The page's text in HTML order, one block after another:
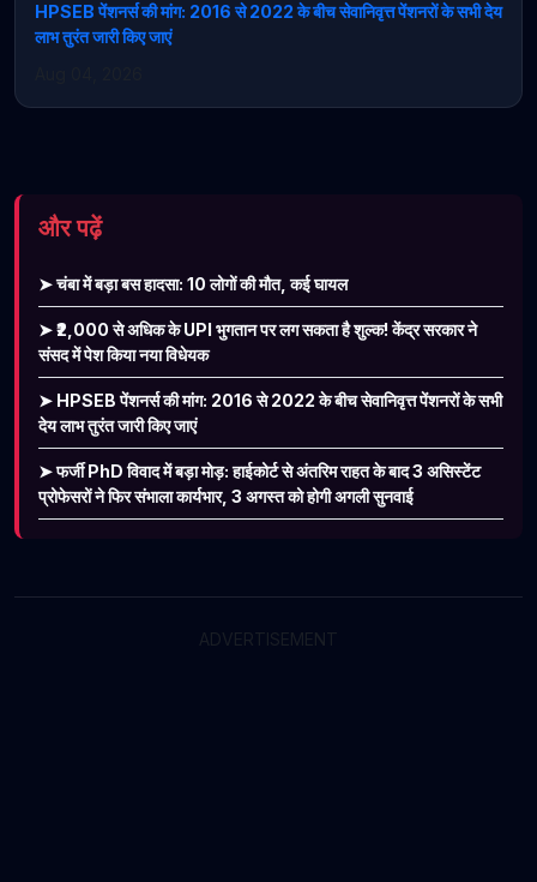
HPSEB पेंशनर्स की मांग: 2016 से 2022 के बीच सेवानिवृत्त पेंशनरों के सभी देय
लाभ तुरंत जारी किए जाएं
और पढ़ें
➤ चंबा में बड़ा बस हादसा: 10 लोगों की मौत, कई घायल
➤ ₹2,000 से अधिक के UPI भुगतान पर लग सकता है शुल्क! केंद्र सरकार ने
संसद में पेश किया नया विधेयक
➤ HPSEB पेंशनर्स की मांग: 2016 से 2022 के बीच सेवानिवृत्त पेंशनरों के सभी
देय लाभ तुरंत जारी किए जाएं
➤ फर्जी PhD विवाद में बड़ा मोड़: हाईकोर्ट से अंतरिम राहत के बाद 3 असिस्टेंट
प्रोफेसरों ने फिर संभाला कार्यभार, 3 अगस्त को होगी अगली सुनवाई
ADVERTISEMENT